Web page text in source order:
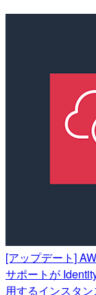
[アップデート]
サポートが
用するインスタ